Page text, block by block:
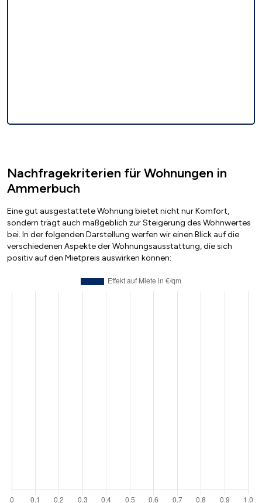
Nachfragekriterien für Wohnungen in
Ammerbuch
Eine gut ausgestattete Wohnung bietet nicht nur Komfort,
sondern trägt auch maßgeblich zur Steigerung des Wohnwertes
bei. In der folgenden Darstellung werfen wir einen Blick auf die
verschiedenen Aspekte der Wohnungsausstattung, die sich
positiv auf den Mietpreis auswirken können: